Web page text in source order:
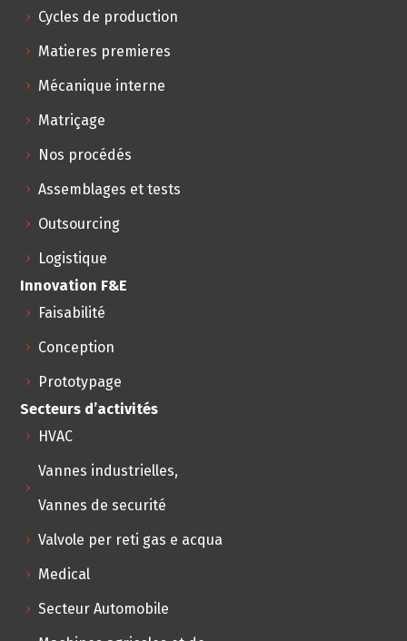
Cycles de production
Matieres premieres
Mécanique interne
Matriçage
Nos procédés
Assemblages et tests
Outsourcing
Logistique
Innovation F&E
Faisabilité
Conception
Prototypage
Secteurs d’activités
HVAC
Vannes industrielles,
Vannes de securité
Valvole per reti gas e acqua
Medical
Secteur Automobile